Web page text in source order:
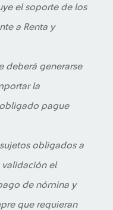
el soporte de los
a Renta y
deberá generarse
la
pague
obligados a
validación el
de nómina y
que requieran